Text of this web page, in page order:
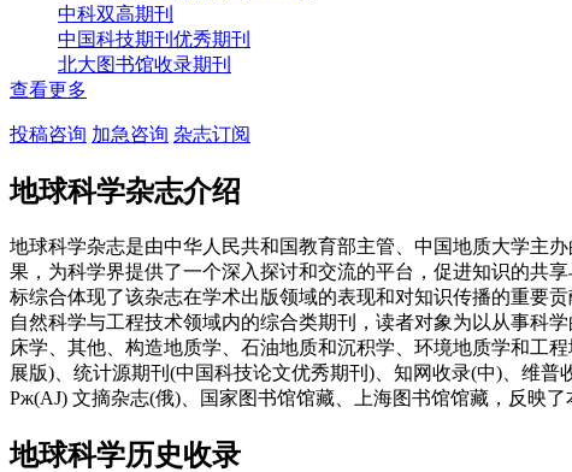
中科双高期刊
中国科技期刊优秀期刊
北大图书馆收录期刊
查看更多
投稿咨询 加急咨询 杂志订阅
地球科学杂志介绍
地球科学杂志是由中华人民共和国教育部主管、中国地质大学主
果，为科学界提供了一个深入探讨和交流的平台，促进知识的共
标综合体现了该杂志在学术出版领域的表现和对知识传播的重要
自然科学与工程技术领域内的综合类期刊，读者对象为以从事科
床学、其他、构造地质学、石油地质和沉积学、环境地质学和工
展版)、统计源期刊(中国科技论文优秀期刊)、知网收录(中)、维普
Pж(AJ) 文摘杂志(俄)、国家图书馆馆藏、上海图书馆馆藏，反映
地球科学历史收录